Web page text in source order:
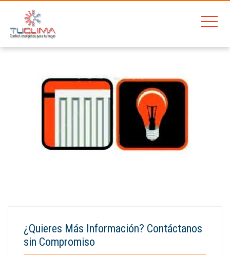
¿Quieres Más Información? Contáctanos
sin Compromiso